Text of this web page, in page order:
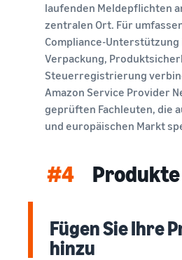
laufenden Meldepflichten
zentralen Ort. Für
Compliance-Unterstützung
Verpackung,
Steuerregistrierung
Amazon Service Provider
geprüften Fachleuten, die
und europäischen Markt
#4
Fügen Sie Ihre
hinzu